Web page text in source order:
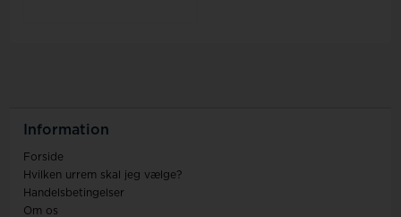
Information
Forside
Hvilken urrem skal jeg vælge?
Handelsbetingelser
Om os